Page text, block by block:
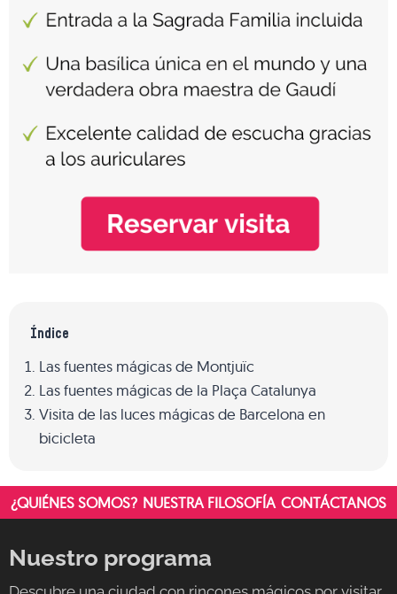
Índice
Las fuentes mágicas de Montjuïc
Las fuentes mágicas de la Plaça Catalunya
Visita de las luces mágicas de Barcelona en
bicicleta
¿QUIÉNES SOMOS? NUESTRA FILOSOFÍA CONTÁCTANOS
Nuestro programa